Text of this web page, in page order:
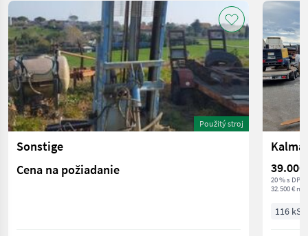
Použitý stroj
Sonstige
Cena na požiadanie
39.000
20 % s DPH
32.500 €
116 kS/